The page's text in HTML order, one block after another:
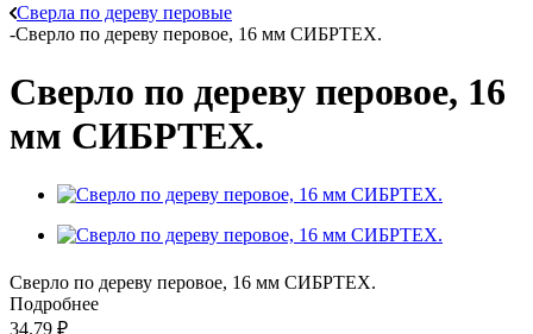
Сверла по дереву перовые
-Сверло по дереву перовое, 16 мм СИБРТЕХ.
Сверло по дереву перовое, 16
мм СИБРТЕХ.
Сверло по дереву перовое, 16 мм СИБРТЕХ.
Подробнее
34.79 ₽